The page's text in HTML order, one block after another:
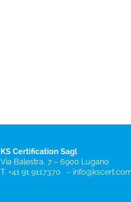
KS Certification Sagl
Via Balestra, 7 – 6900 Lugano
T. +41 91 9117370
–